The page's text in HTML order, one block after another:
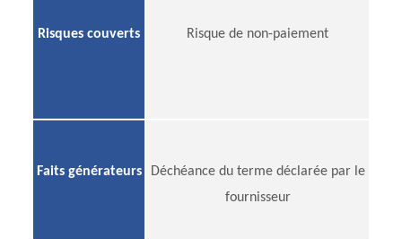
Risques couverts Risque de non-paiement
Faits générateurs
Déchéance du terme déclarée par le
fournisseur